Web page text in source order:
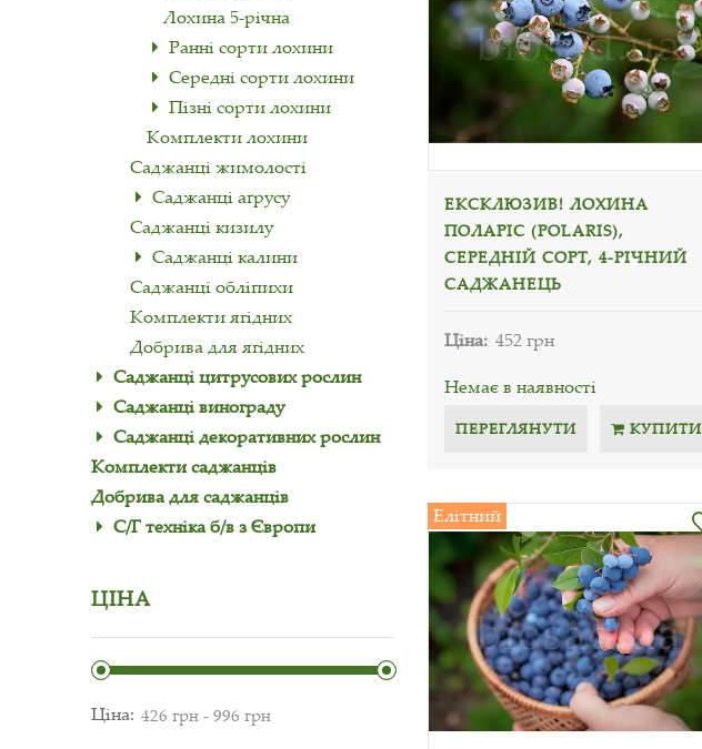
Лохина 5-річна
Ранні сорти лохини
Середні сорти лохини
Пізні сорти лохини
Комплекти лохини
Саджанці жимолості
Саджанці аґрусу
Саджанці кизилу
Саджанці калини
Саджанці обліпихи
Комплекти ягідних
Добрива для ягідних
Саджанці цитрусових рослин
Саджанці винограду
Саджанці декоративних рослин
Комплекти саджанців
Добрива для саджанців
С/Г техніка б/в з Європи
ЦІНА
Ціна:
ЕКСКЛЮЗИВ! ЛОХИНА
ПОЛАРІС (POLARIS),
СЕРЕДНІЙ СОРТ, 4-РІЧНИЙ
САДЖАНЕЦЬ
Ціна: 452 грн
Немає в наявності
ПЕРЕГЛЯНУТИ КУПИТИ
Елітний